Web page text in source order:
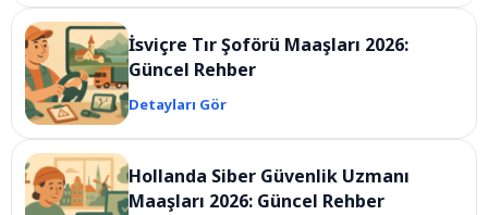
İsviçre Tır Şoförü Maaşları 2026:
Güncel Rehber
Detayları Gör
Hollanda Siber Güvenlik Uzmanı
Maaşları 2026: Güncel Rehber